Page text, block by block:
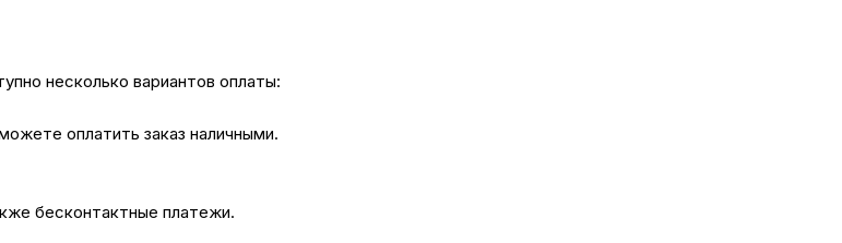
несколько вариантов оплаты:
оплатить заказ наличными.
бесконтактные платежи.